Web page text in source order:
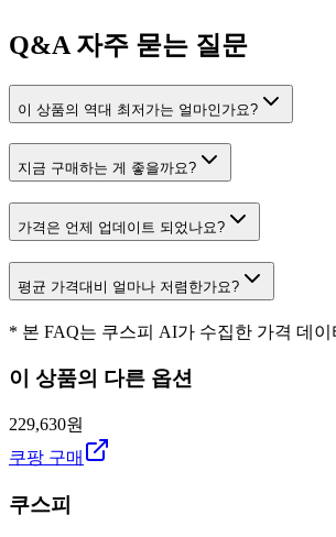
Q&A 자주 묻는 질문
이 상품의 역대 최저가는 얼마인가요?
지금 구매하는 게 좋을까요?
가격은 언제 업데이트 되었나요?
평균 가격대비 얼마나 저렴한가요?
* 본 FAQ는 쿠스피 AI가 수집한 가격 데
이 상품의 다른 옵션
229,630원
쿠팡 구매
쿠스피